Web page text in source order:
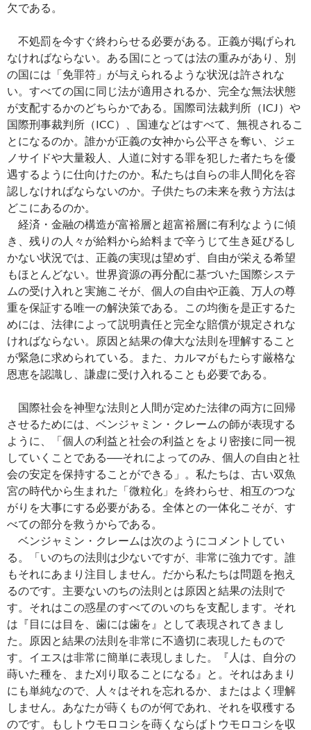
欠である。
不処罰を今すぐ終わらせる必要がある。正義が掲げられ
なければならない。ある国にとっては法の重みがあり、別
の国には「免罪符」が与えられるような状況は許されな
い。すべての国に同じ法が適用されるか、完全な無法状態
が支配するかのどちらかである。国際司法裁判所（ICJ）や
国際刑事裁判所（ICC）、国連などはすべて、無視されるこ
とになるのか。誰かが正義の女神から公平さを奪い、ジェ
ノサイドや大量殺人、人道に対する罪を犯した者たちを優
遇するように仕向けたのか。私たちは自らの非人間化を容
認しなければならないのか。子供たちの未来を救う方法は
どこにあるのか。
経済・金融の構造が富裕層と超富裕層に有利なように傾
き、残りの人々が給料から給料まで辛うじて生き延びるし
かない状況では、正義の実現は望めず、自由が栄える希望
もほとんどない。世界資源の再分配に基づいた国際システ
ムの受け入れと実施こそが、個人の自由や正義、万人の尊
重を保証する唯一の解決策である。この均衡を是正するた
めには、法律によって説明責任と完全な賠償が規定されな
ければならない。原因と結果の偉大な法則を理解すること
が緊急に求められている。また、カルマがもたらす厳格な
恩恵を認識し、謙虚に受け入れることも必要である。
国際社会を神聖な法則と人間が定めた法律の両方に回帰
させるためには、ベンジャミン・クレームの師が表現する
ように、「個人の利益と社会の利益とをより密接に同一視
していくことである──それによってのみ、個人の自由と社
会の安定を保持することができる」。私たちは、古い双魚
宮の時代から生まれた「微粒化」を終わらせ、相互のつな
がりを大事にする必要がある。全体との一体化こそが、す
べての部分を救うからである。
ベンジャミン・クレームは次のようにコメントしてい
る。「いのちの法則は少ないですが、非常に強力です。誰
もそれにあまり注目しません。だから私たちは問題を抱え
るのです。主要ないのちの法則とは原因と結果の法則で
す。それはこの惑星のすべてのいのちを支配します。それ
は『目には目を、歯には歯を』として表現されてきまし
た。原因と結果の法則を非常に不適切に表現したもので
す。イエスは非常に簡単に表現しました。『人は、自分の
蒔いた種を、また刈り取ることになる』と。それはあまり
にも単純なので、人々はそれを忘れるか、またはよく理解
しません。あなたが蒔くものが何であれ、それを収穫する
のです。もしトウモロコシを蒔くならばトウモロコシを収